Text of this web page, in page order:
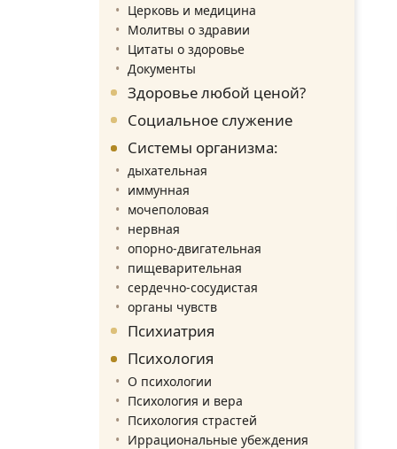
Церковь и медицина
Молитвы о здравии
Цитаты о здоровье
Документы
Здоровье любой ценой?
Социальное служение
Системы организма:
дыхательная
иммунная
мочеполовая
нервная
опорно-двигательная
пищеварительная
сердечно-сосудистая
органы чувств
Психиатрия
Психология
О психологии
Психология и вера
Психология страстей
Иррациональные убеждения